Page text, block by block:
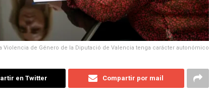
de Género de la Diputació de Valencia tenga carácter autonómico
en Twitter Compartir por mail